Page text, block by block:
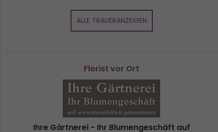
ALLE TRAUERANZEIGEN
Florist vor Ort
Ihre Gärtnerei - Ihr Blumengeschäft auf